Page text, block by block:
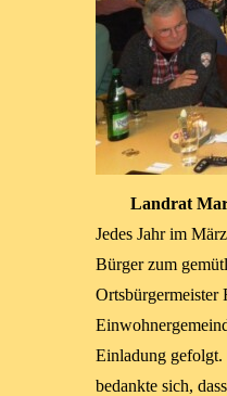
Landrat
Jedes Jahr im
Bürger zum
Ortsbürgermeister
Einladung gefolgt.
bedankte sich,